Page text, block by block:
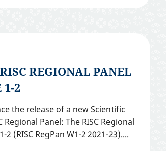
REGIONAL PANEL
1-2
the release of a new Scientific
Regional Panel: The RISC Regional
2 (RISC RegPan W1-2 2021-23).